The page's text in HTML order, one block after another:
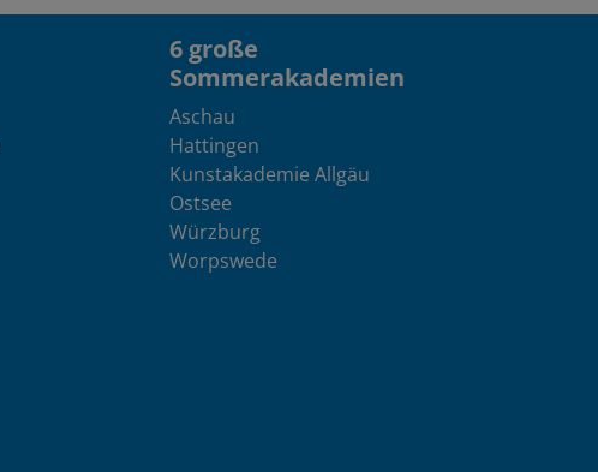
6 große
Sommerakademien
Aschau
Hattingen
Kunstakademie Allgäu
Ostsee
Würzburg
Worpswede